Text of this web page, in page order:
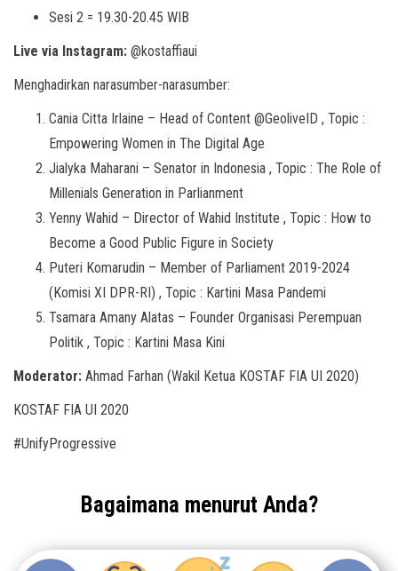
Sesi 2 = 19.30-20.45 WIB
Live via Instagram: @kostaffiaui
Menghadirkan narasumber-narasumber:
Cania Citta Irlaine – Head of Content @GeoliveID , Topic :
Empowering Women in The Digital Age
Jialyka Maharani – Senator in Indonesia , Topic : The Role of
Millenials Generation in Parlianment
Yenny Wahid – Director of Wahid Institute , Topic : How to
Become a Good Public Figure in Society
Puteri Komarudin – Member of Parliament 2019-2024
(Komisi XI DPR-RI) , Topic : Kartini Masa Pandemi
Tsamara Amany Alatas – Founder Organisasi Perempuan
Politik , Topic : Kartini Masa Kini
Moderator: Ahmad Farhan (Wakil Ketua KOSTAF FIA UI 2020)
KOSTAF FIA UI 2020
#UnifyProgressive
Bagaimana menurut Anda?